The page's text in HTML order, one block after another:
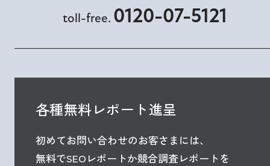
toll-free. 0120-07-5121
各種無料レポート進呈
初めてお問い合わせのお客さまには、
無料でSEOレポートか競合調査レポートを